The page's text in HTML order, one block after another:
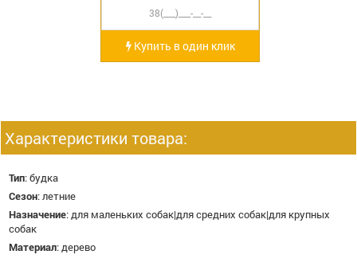
Купить в один клик
Характеристики товара:
Тип:будка
Сезон: летние
Назначение: для маленьких собак|для средних собак|для крупных
собак
Материал: дерево